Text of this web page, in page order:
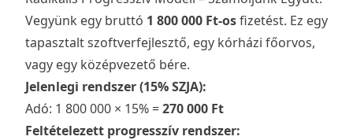
Vegyünk egy bruttó 1 800 000 Ft-osfizetést. Ez egy
tapasztalt szoftverfejlesztő, egy kórházi főorvos,
vagy egy középvezető bére.
Jelenlegi rendszer (15% SZJA):
Adó: 1 800 000 × 15% =270 000 Ft
Feltételezett progresszív rendszer: